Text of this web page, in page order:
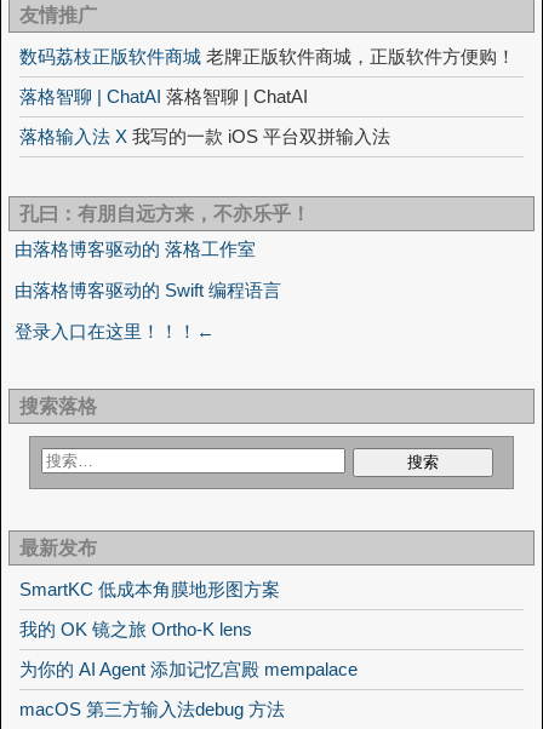
友情推广
数码荔枝正版软件商城 老牌正版软件商城，正版软件方便购！
落格智聊 | ChatAI 落格智聊 | ChatAI
落格输入法 X 我写的一款 iOS 平台双拼输入法
孔曰：有朋自远方来，不亦乐乎！
由落格博客驱动的 落格工作室
由落格博客驱动的 Swift 编程语言
登录入口在这里！！！←
搜索落格
最新发布
SmartKC 低成本角膜地形图方案
我的 OK 镜之旅 Ortho-K lens
为你的 AI Agent 添加记忆宫殿 mempalace
macOS 第三方输入法debug 方法